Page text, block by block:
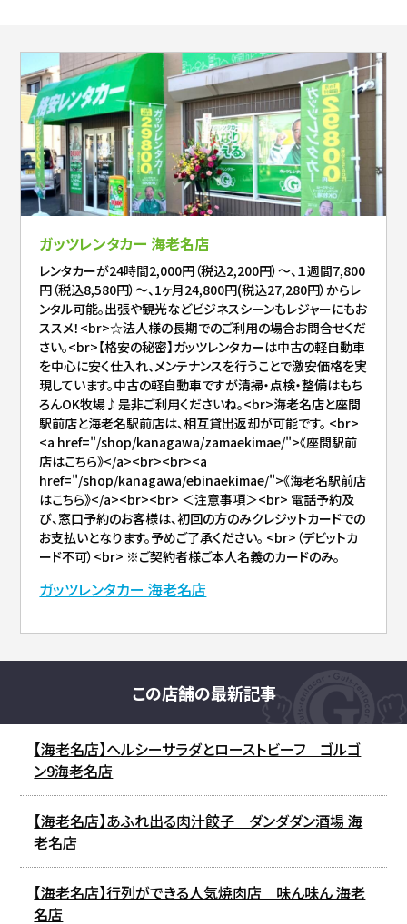
ガッツレンタカー 海老名店
レンタカーが24時間2,000円（税込2,200円）～、１週間7,800
円（税込8,580円）～、1ヶ月24,800円(税込27,280円）からレ
ンタル可能。出張や観光などビジネスシーンもレジャーにもお
ススメ！<br>☆法人様の長期でのご利用の場合お問合せくだ
さい。<br>【格安の秘密】ガッツレンタカーは中古の軽自動車
を中心に安く仕入れ、メンテナンスを行うことで激安価格を実
現しています。中古の軽自動車ですが清掃・点検・整備はもち
ろんOK牧場♪是非ご利用くださいね。<br>海老名店と座間
駅前店と海老名駅前店は、相互貸出返却が可能です。 <br>
<a href="/shop/kanagawa/zamaekimae/">《座間駅前
店はこちら》</a><br><br><a
href="/shop/kanagawa/ebinaekimae/">《海老名駅前店
はこちら》</a><br><br> ＜注意事項＞<br> 電話予約及
び、窓口予約のお客様は、初回の方のみクレジットカードでの
お支払いとなります。予めご了承ください。 <br>（デビットカ
ード不可）<br> ※ご契約者様ご本人名義のカードのみ。
ガッツレンタカー 海老名店
この店舗の最新記事
【海老名店】ヘルシーサラダとローストビーフ ゴルゴ
ン9海老名店
【海老名店】あふれ出る肉汁餃子 ダンダダン酒場 海
老名店
【海老名店】行列ができる人気焼肉店 味ん味ん 海老
名店